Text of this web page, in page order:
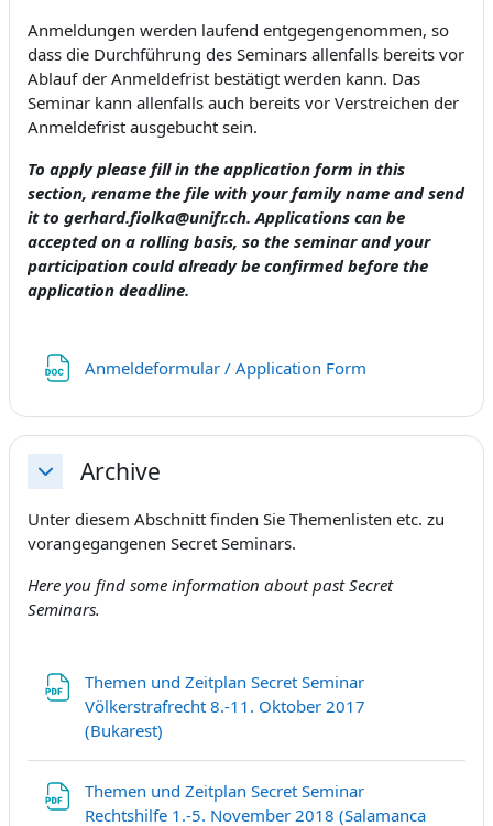
Anmeldungen werden laufend entgegengenommen, so
dass die Durchführung des Seminars allenfalls bereits vor
Ablauf der Anmeldefrist bestätigt werden kann. Das
Seminar kann allenfalls auch bereits vor Verstreichen der
Anmeldefrist ausgebucht sein.
To apply please fill in the application form in this
section, rename the file with your family name and send
it to gerhard.fiolka@unifr.ch. Applications can be
accepted on a rolling basis, so the seminar and your
participation could already be confirmed before the
application deadline.
Anmeldeformular / Application Form
ReplierArchive
Unter diesem Abschnitt finden Sie Themenlisten etc. zu
vorangegangenen Secret Seminars.
Here you find some information about past Secret
Seminars.
Themen und Zeitplan Secret Seminar
Völkerstrafrecht 8.-11. Oktober 2017
(Bukarest)
Themen und Zeitplan Secret Seminar
Rechtshilfe 1.-5. November 2018 (Salamanca